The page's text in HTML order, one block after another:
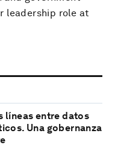
leadership role at
líneas entre datos
Una gobernanza